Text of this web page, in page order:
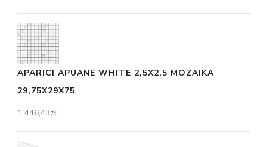
APARICI APUANE WHITE 2,5X2,5 MOZAIKA
29,75X29X75
1 446,43zł